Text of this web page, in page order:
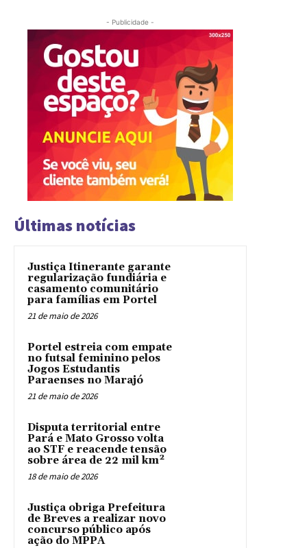
- Publicidade -
Últimas notícias
Justiça Itinerante garante
regularização fundiária e
casamento comunitário
para famílias em Portel
21 de maio de 2026
Portel estreia com empate
no futsal feminino pelos
Jogos Estudantis
Paraenses no Marajó
21 de maio de 2026
Disputa territorial entre
Pará e Mato Grosso volta
ao STF e reacende tensão
sobre área de 22 mil km²
18 de maio de 2026
Justiça obriga Prefeitura
de Breves a realizar novo
concurso público após
ação do MPPA